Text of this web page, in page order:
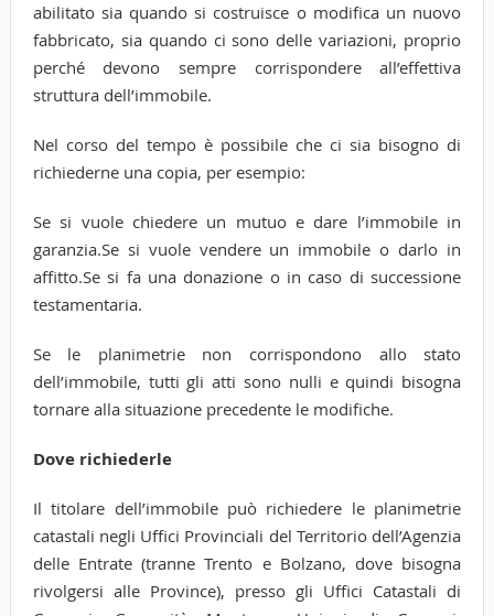
abilitato sia quando si costruisce o modifica un nuovo
fabbricato, sia quando ci sono delle variazioni, proprio
perché devono sempre corrispondere all’effettiva
struttura dell’immobile.
Nel corso del tempo è possibile che ci sia bisogno di
richiederne una copia, per esempio:
Se si vuole chiedere un mutuo e dare l’immobile in
garanzia.Se si vuole vendere un immobile o darlo in
affitto.Se si fa una donazione o in caso di successione
testamentaria.
Se le planimetrie non corrispondono allo stato
dell’immobile, tutti gli atti sono nulli e quindi bisogna
tornare alla situazione precedente le modifiche.
Dove richiederle
Il titolare dell’immobile può richiedere le planimetrie
catastali negli Uffici Provinciali del Territorio dell’Agenzia
delle Entrate (tranne Trento e Bolzano, dove bisogna
rivolgersi alle Province), presso gli Uffici Catastali di